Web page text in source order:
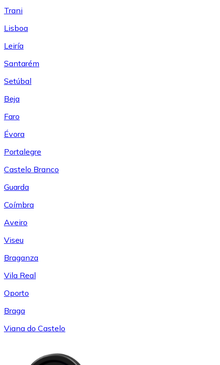
Trani
Lisboa
Leiría
Santarém
Setúbal
Beja
Faro
Évora
Portalegre
Castelo Branco
Guarda
Coímbra
Aveiro
Viseu
Braganza
Vila Real
Oporto
Braga
Viana do Castelo